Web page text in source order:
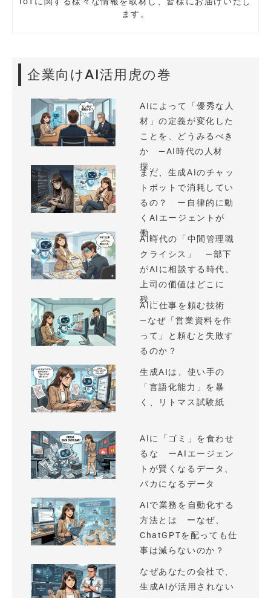
ます。
企業向けAI活用虎の巻
AIによって「優秀な人
材」の定義が変化した
ことを、どうみるべき
か —AI時代の人材
採...
まだ、生成AIのチャッ
トボットで消耗してい
るの？ ー自律的に動
くAIエージェントが
働...
AI時代の「中間管理職
クライシス」 —部下
がAIに相談する時代、
上司の価値はどこに
残...
AIに仕事を頼む技術
—なぜ「営業資料を作
って」と頼むと失敗す
るのか？
生成AIは、使い手の
「言語化能力」を暴
く、リトマス試験紙
AIに「ゴミ」を食わせ
るな ーAIエージェン
トが賢くなるデータ、
バカになるデータ
AIで業務を自動化する
方法とは ーなぜ、
ChatGPTを配っても仕
事は減らないのか？
なぜあなたの会社で、
生成AIが活用されない